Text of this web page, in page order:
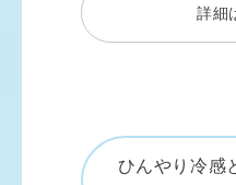
詳細
ひんやり冷感